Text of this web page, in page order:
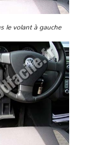
le volant à gauche